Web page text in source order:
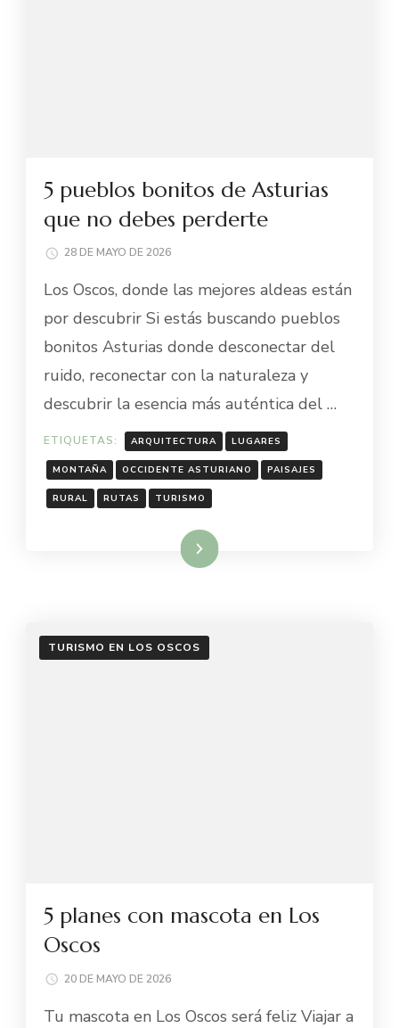
5 pueblos bonitos de Asturias
que no debes perderte
28 DE MAYO DE 2026
Los Oscos, donde las mejores aldeas están
por descubrir Si estás buscando pueblos
bonitos Asturias donde desconectar del
ruido, reconectar con la naturaleza y
descubrir la esencia más auténtica del …
ETIQUETAS: ARQUITECTURA LUGARES
MONTAÑA OCCIDENTE ASTURIANO PAISAJES
RURAL RUTAS TURISMO
Leer más
TURISMO EN LOS OSCOS
5 planes con mascota en Los
Oscos
20 DE MAYO DE 2026
Tu mascota en Los Oscos será feliz Viajar a